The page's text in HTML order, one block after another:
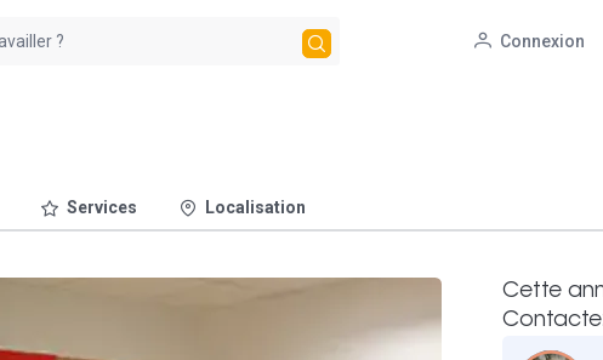
Connexion
Services Localisation
Cette